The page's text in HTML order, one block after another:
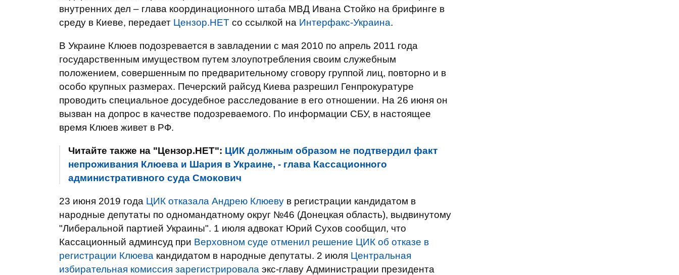
внутренних дел – глава координационного штаба МВД Ивана Стойко на брифинге в
среду в Киеве, передает Цензор.НЕТ со ссылкой на Интерфакс-Украина.
В Украине Клюев подозревается в завладении с мая 2010 по апрель 2011 года
государственным имуществом путем злоупотребления своим служебным
положением, совершенным по предварительному сговору группой лиц, повторно и в
особо крупных размерах. Печерский райсуд Киева разрешил Генпрокуратуре
проводить специальное досудебное расследование в его отношении. На 26 июня он
вызван на допрос в качестве подозреваемого. По информации СБУ, в настоящее
время Клюев живет в РФ.
Читайте также на "Цензор.НЕТ": ЦИК должным образом не подтвердил факт
непроживания Клюева и Шария в Украине, - глава Кассационного
административного суда Смокович
23 июня 2019 года ЦИК отказала Андрею Клюеву в регистрации кандидатом в
народные депутаты по одномандатному округ №46 (Донецкая область), выдвинутому
"Либеральной партией Украины". 1 июля адвокат Юрий Сухов сообщил, что
Кассационный админсуд при Верховном суде отменил решение ЦИК об отказе в
регистрации Клюева кандидатом в народные депутаты. 2 июля Центральная
избирательная комиссия зарегистрировала экс-главу Администрации президента